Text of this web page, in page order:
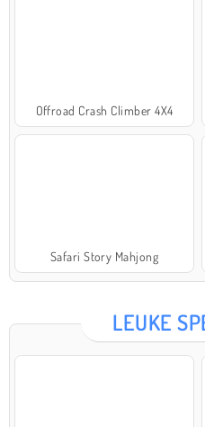
Offroad Crash Climber 4X4
Safari Story Mahjong
LEUKE